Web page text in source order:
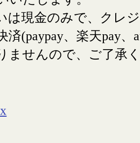
は現金のみで、クレ
済(paypay、楽天pay、
ませんので、ご了承